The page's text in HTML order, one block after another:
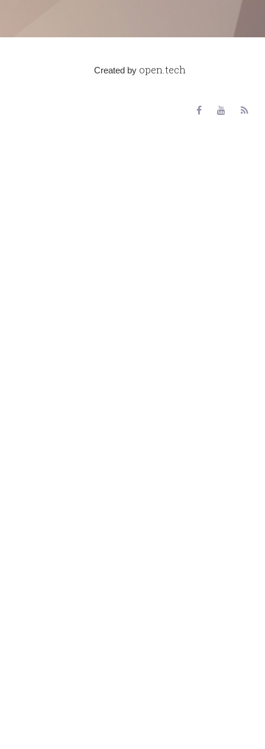
Created by open.tech